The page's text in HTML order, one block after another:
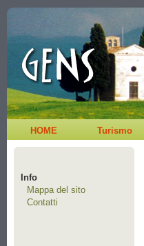
HOME Turismo
Info
Mappa del sito
Contatti